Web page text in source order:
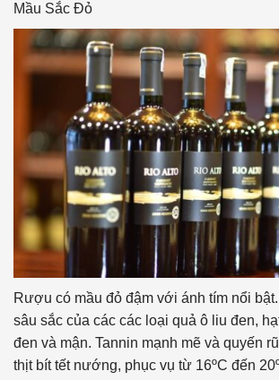
Mầu Sắc Đỏ
Rượu có mầu đỏ đậm với ánh tím nổi
sâu sắc của các các loại quả ô liu đen,
đen và mận. Tannin mạnh mẽ và quyến
thịt bít tết nướng, phục vụ từ 16ºC đến